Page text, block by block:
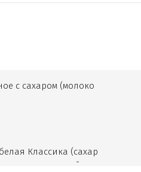
с сахаром (молоко
Классика (сахар
нетемперируемый